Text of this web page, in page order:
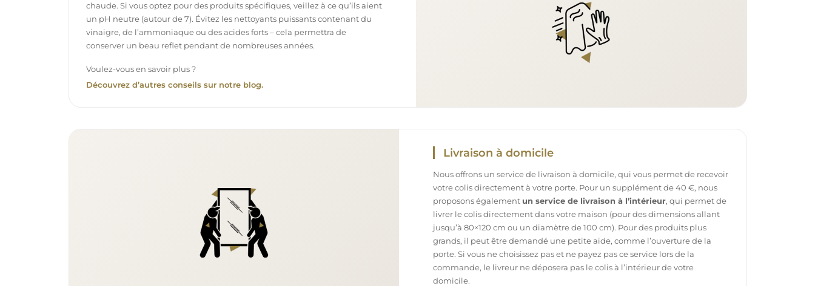
chaude. Si vous optez pour des produits spécifiques, veillez à ce qu’ils aient
un pH neutre (autour de 7). Évitez les nettoyants puissants contenant du
vinaigre, de l’ammoniaque ou des acides forts – cela permettra de
conserver un beau reflet pendant de nombreuses années.
Voulez-vous en savoir plus ?
Découvrez d’autres conseils sur notre blog.
Livraison à domicile
Nous offrons un service de livraison à domicile, qui vous permet de recevoir
votre colis directement à votre porte. Pour un supplément de 40 €, nous
proposons également un service de livraison à l’intérieur, qui permet de
livrer le colis directement dans votre maison (pour des dimensions allant
jusqu’à 80×120 cm ou un diamètre de 100 cm). Pour des produits plus
grands, il peut être demandé une petite aide, comme l’ouverture de la
porte. Si vous ne choisissez pas et ne payez pas ce service lors de la
commande, le livreur ne déposera pas le colis à l’intérieur de votre
domicile.